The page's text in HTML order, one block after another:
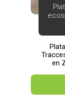
en